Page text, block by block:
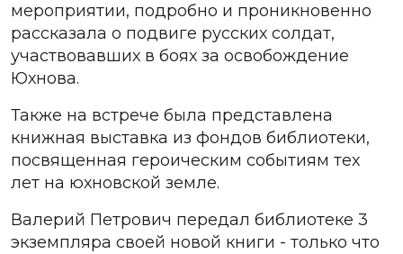
мероприятии, подробно и проникновенно
рассказала о подвиге русских солдат,
участвовавших в боях за освобождение
Юхнова.
Также на встрече была представлена
книжная выставка из фондов библиотеки,
посвященная героическим событиям тех
лет на юхновской земле.
Валерий Петрович передал библиотеке 3
экземпляра своей новой книги - только что